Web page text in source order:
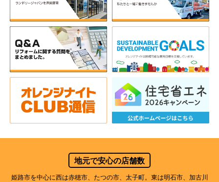
地元で安心の店舗数
姫路市を中心に西は赤穂市、たつの市、太子町。東は明石市、加古川